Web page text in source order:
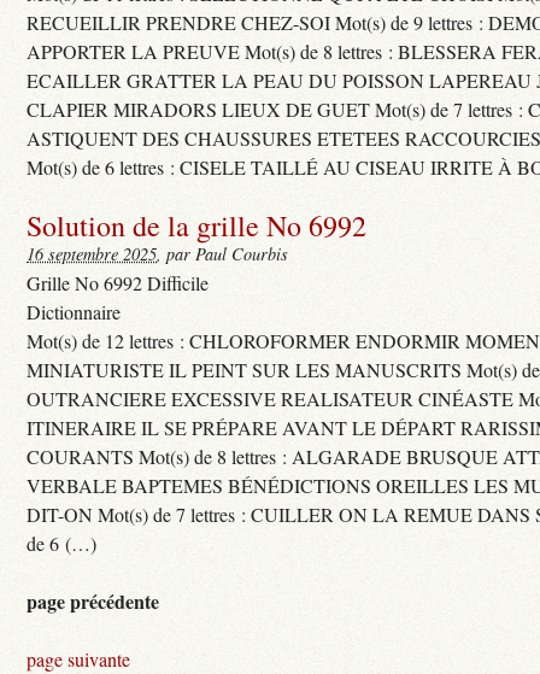
RECUEILLIR PRENDRE CHEZ-SOI Mot(s) de 9 lettres :
APPORTER LA PREUVE Mot(s) de 8 lettres : BLESSERA
ECAILLER GRATTER LA PEAU DU POISSON LAPEREAU
CLAPIER MIRADORS LIEUX DE GUET Mot(s) de 7 lettres :
ASTIQUENT DES CHAUSSURES ETETEES
Mot(s) de 6 lettres : CISELE TAILLÉ AU CISEAU IRRITE À
Solution de la grille No 6992
16 septembre 2025, par Paul Courbis
Grille No 6992 Difficile
Dictionnaire
Mot(s) de 12 lettres : CHLOROFORMER ENDORMIR
MINIATURISTE IL PEINT SUR LES MANUSCRITS Mot(s) de
OUTRANCIERE EXCESSIVE REALISATEUR CINÉASTE
ITINERAIRE IL SE PRÉPARE AVANT LE DÉPART
COURANTS Mot(s) de 8 lettres : ALGARADE BRUSQUE
VERBALE BAPTEMES BÉNÉDICTIONS OREILLES LES
DIT-ON Mot(s) de 7 lettres : CUILLER ON LA REMUE DANS
de 6 (…)
page précédente
page suivante